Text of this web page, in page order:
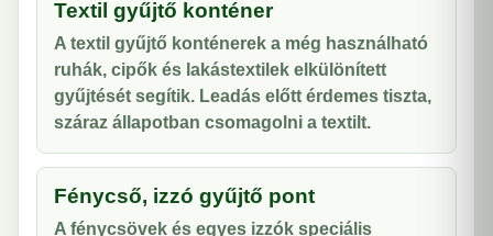
Textil gyűjtő konténer
A textil gyűjtő konténerek a még használható
ruhák, cipők és lakástextilek elkülönített
gyűjtését segítik. Leadás előtt érdemes tiszta,
száraz állapotban csomagolni a textilt.
Fénycső, izzó gyűjtő pont
A fénycsövek és egyes izzók speciális